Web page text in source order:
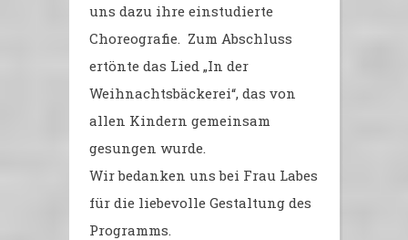
uns dazu ihre einstudierte
Choreografie. Zum Abschluss
ertönte das Lied „In der
Weihnachtsbäckerei“, das von
allen Kindern gemeinsam
gesungen wurde.
Wir bedanken uns bei Frau Labes
für die liebevolle Gestaltung des
Programms.